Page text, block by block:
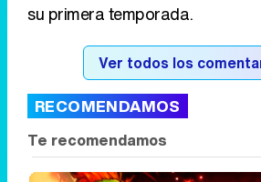
su primera temporada.
Ver todos los
RECOMENDAMOS